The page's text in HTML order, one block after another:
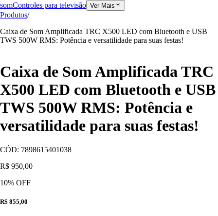
somControles para televisão Ver Mais
Produtos/
Caixa de Som Amplificada TRC X500 LED com Bluetooth e USB
TWS 500W RMS: Potência e versatilidade para suas festas!
Caixa de Som Amplificada TRC
X500 LED com Bluetooth e USB
TWS 500W RMS: Potência e
versatilidade para suas festas!
CÓD: 7898615401038
R$ 950,00
10% OFF
R$ 855,00